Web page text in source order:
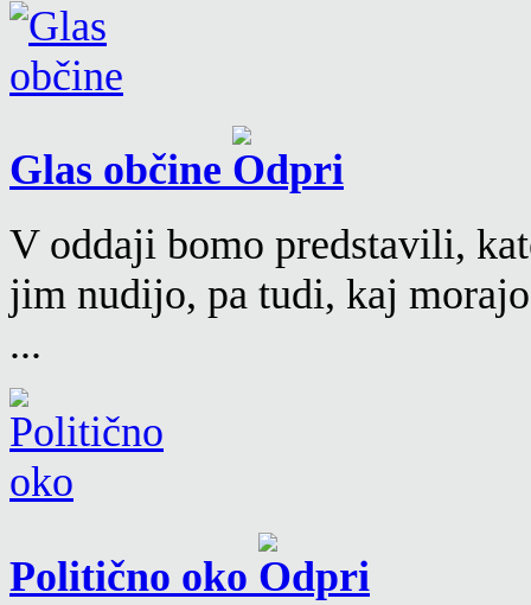
Glas občine
V oddaji bomo predstavili,
jim nudijo, pa tudi, kaj
...
Politično oko